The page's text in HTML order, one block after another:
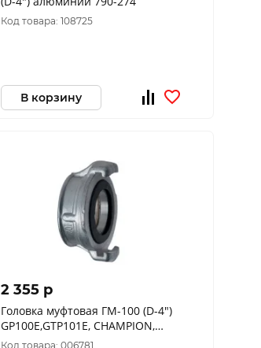
Код товара: 108725
В корзину
2 355 p
Головка муфтовая ГМ-100 (D-4")
GP100E,GTP101E, CHAMPION,
РОССИЯ, C2548
Код товара: 006781